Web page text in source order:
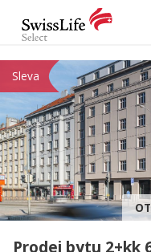
NABÍDKA
CHCI PRODAT /
HLÍDAT NOVÉ
CHCI OCENIT
O NÁS
REFERENCE
Sleva
Prodej bytu 2+kk